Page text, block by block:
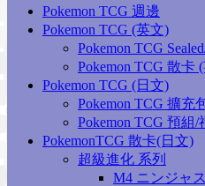
Pokemon TCG 週邊
Pokemon TCG (英文)
Pokemon TCG
Pokemon TCG 散卡
Pokemon TCG (日文)
Pokemon TCG 擴充
Pokemon TCG 預組
PokemonTCG 散卡(日文)
超級進化 系列
M4 ニンジャ